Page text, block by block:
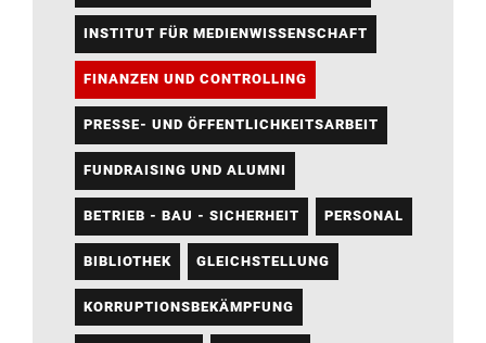
INSTITUT FÜR MEDIENWISSENSCHAFT
FINANZEN UND CONTROLLING
PRESSE- UND ÖFFENTLICHKEITSARBEIT
FUNDRAISING UND ALUMNI
BETRIEB - BAU - SICHERHEIT PERSONAL
BIBLIOTHEK GLEICHSTELLUNG
KORRUPTIONSBEKÄMPFUNG